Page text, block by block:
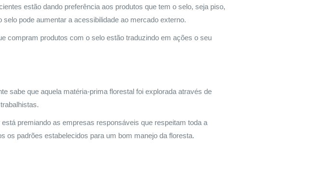
estão dando preferência aos produtos que tem o selo, seja piso,
pode aumentar a acessibilidade ao mercado externo.
compram produtos com o selo estão traduzindo em ações o seu
sabe que aquela matéria-prima florestal foi explorada através de
premiando as empresas responsáveis que respeitam toda a
os padrões estabelecidos para um bom manejo da floresta.